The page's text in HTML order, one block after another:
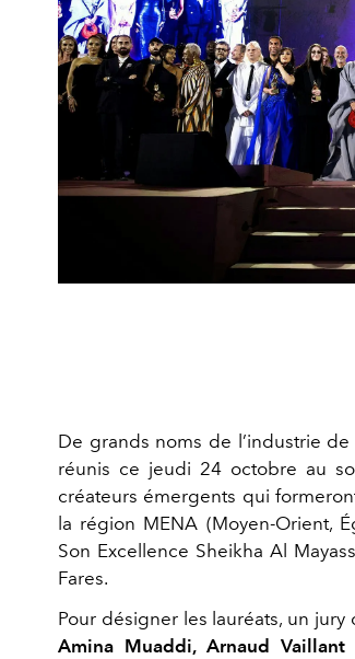
De grands noms de l’industrie
réunis ce jeudi 24 octobre au
créateurs émergents qui
la région MENA (Moyen-Orient,
Son Excellence Sheikha Al
Fares.
Pour désigner les lauréats, un jury
Amina Muaddi, Arnaud Vaillant